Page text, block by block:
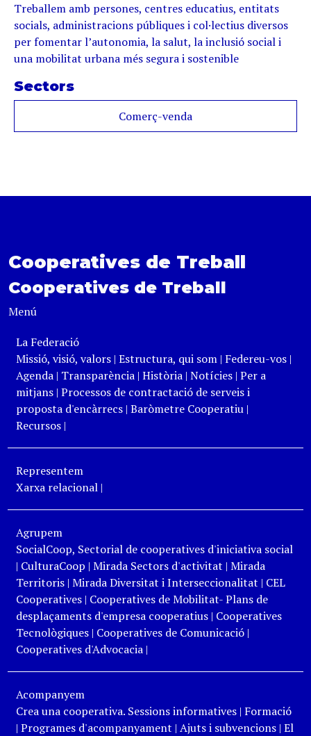
Treballem amb persones, centres educatius, entitats
socials, administracions públiques i col·lectius diversos
per fomentar l’autonomia, la salut, la inclusió social i
una mobilitat urbana més segura i sostenible
Sectors
Comerç-venda
Cooperatives de Treball
Cooperatives de Treball
Menú
La Federació
Missió, visió, valors| Estructura, qui som| Federeu-vos|
Agenda | Transparència| Història| Notícies | Per a
mitjans| Processos de contractació de serveis i
proposta d'encàrrecs| Baròmetre Cooperatiu|
Recursos|
Representem
Xarxa relacional|
Agrupem
SocialCoop, Sectorial de cooperatives d'iniciativa social
| CulturaCoop | Mirada Sectors d'activitat | Mirada
Territoris| Mirada Diversitat i Interseccionalitat | CEL
Cooperatives| Cooperatives de Mobilitat- Plans de
desplaçaments d'empresa cooperatius| Cooperatives
Tecnològiques| Cooperatives de Comunicació|
Cooperatives d'Advocacia|
Acompanyem
Crea una cooperativa. Sessions informatives| Formació
| Programes d'acompanyament | Ajuts i subvencions| El